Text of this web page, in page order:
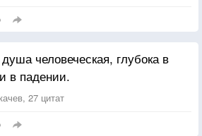
комнаты, мягкую тишину,
переплетаться в фразы...
то подчеркивает мысли,
рядом с голыми ночами,
играм.
до неприличия,
тобой — и до края
безграничная
то? Не знаю.
человеческая, глубока в
в падении.
27 цитат